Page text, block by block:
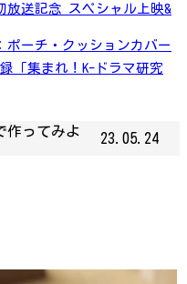
放送記念 スペシャル上映&
ポーチ・クッションカバー
「集まれ！K-ドラマ研究
作ってみよ
23.05.24